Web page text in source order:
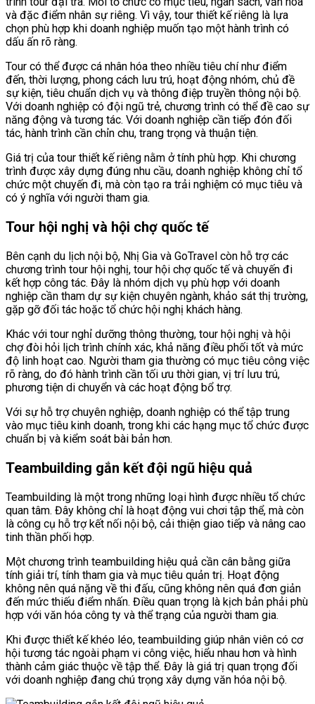
và đặc điểm nhân sự riêng. Vì vậy, tour thiết kế riêng là lựa
chọn phù hợp khi doanh nghiệp muốn tạo một hành trình có
dấu ấn rõ ràng.
Tour có thể được cá nhân hóa theo nhiều tiêu chí như điểm
đến, thời lượng, phong cách lưu trú, hoạt động nhóm, chủ đề
sự kiện, tiêu chuẩn dịch vụ và thông điệp truyền thông nội bộ.
Với doanh nghiệp có đội ngũ trẻ, chương trình có thể đề cao sự
năng động và tương tác. Với doanh nghiệp cần tiếp đón đối
tác, hành trình cần chỉn chu, trang trọng và thuận tiện.
Giá trị của tour thiết kế riêng nằm ở tính phù hợp. Khi chương
trình được xây dựng đúng nhu cầu, doanh nghiệp không chỉ tổ
chức một chuyến đi, mà còn tạo ra trải nghiệm có mục tiêu và
có ý nghĩa với người tham gia.
Tour hội nghị và hội chợ quốc tế
Bên cạnh du lịch nội bộ, Nhị Gia và GoTravel còn hỗ trợ các
chương trình tour hội nghị, tour hội chợ quốc tế và chuyến đi
kết hợp công tác. Đây là nhóm dịch vụ phù hợp với doanh
nghiệp cần tham dự sự kiện chuyên ngành, khảo sát thị trường,
gặp gỡ đối tác hoặc tổ chức hội nghị khách hàng.
Khác với tour nghỉ dưỡng thông thường, tour hội nghị và hội
chợ đòi hỏi lịch trình chính xác, khả năng điều phối tốt và mức
độ linh hoạt cao. Người tham gia thường có mục tiêu công việc
rõ ràng, do đó hành trình cần tối ưu thời gian, vị trí lưu trú,
phương tiện di chuyển và các hoạt động bổ trợ.
Với sự hỗ trợ chuyên nghiệp, doanh nghiệp có thể tập trung
vào mục tiêu kinh doanh, trong khi các hạng mục tổ chức được
chuẩn bị và kiểm soát bài bản hơn.
Teambuilding gắn kết đội ngũ hiệu quả
Teambuilding là một trong những loại hình được nhiều tổ chức
quan tâm. Đây không chỉ là hoạt động vui chơi tập thể, mà còn
là công cụ hỗ trợ kết nối nội bộ, cải thiện giao tiếp và nâng cao
tinh thần phối hợp.
Một chương trình teambuilding hiệu quả cần cân bằng giữa
tính giải trí, tính tham gia và mục tiêu quản trị. Hoạt động
không nên quá nặng về thi đấu, cũng không nên quá đơn giản
đến mức thiếu điểm nhấn. Điều quan trọng là kịch bản phải phù
hợp với văn hóa công ty và thể trạng của người tham gia.
Khi được thiết kế khéo léo, teambuilding giúp nhân viên có cơ
hội tương tác ngoài phạm vi công việc, hiểu nhau hơn và hình
thành cảm giác thuộc về tập thể. Đây là giá trị quan trọng đối
với doanh nghiệp đang chú trọng xây dựng văn hóa nội bộ.